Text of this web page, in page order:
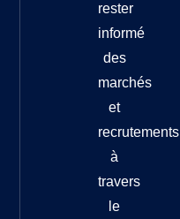
rester
informé
des
marchés
et
recrutements
à
travers
le